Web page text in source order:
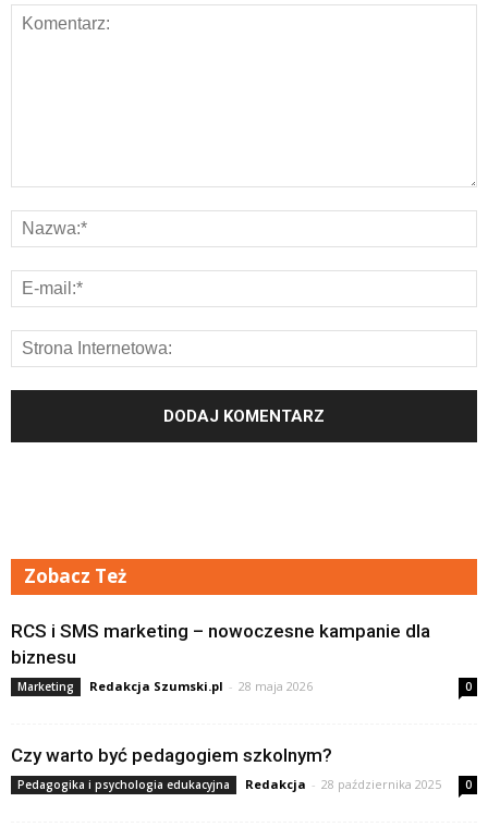
Zobacz Też
RCS i SMS marketing – nowoczesne kampanie dla
biznesu
Marketing Redakcja Szumski.pl - 28 maja 2026 0
Czy warto być pedagogiem szkolnym?
Pedagogika i psychologia edukacyjna Redakcja - 28 października 2025 0